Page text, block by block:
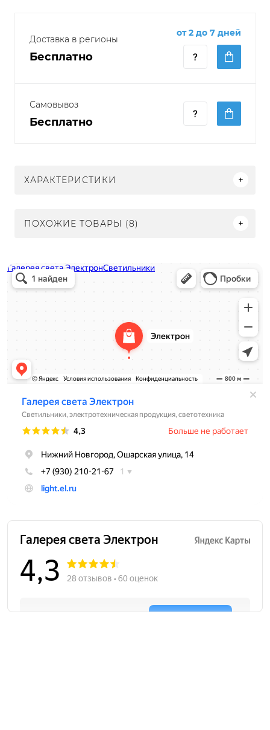
Доставка в регионы
Бесплатно
от 2 до 7 дней
Самовывоз
Бесплатно
ХАРАКТЕРИСТИКИ
ПОХОЖИЕ ТОВАРЫ (8)
Электрон
Светильники в Нижнем Новгороде
Электротехническая продукция в Нижнем Новгороде